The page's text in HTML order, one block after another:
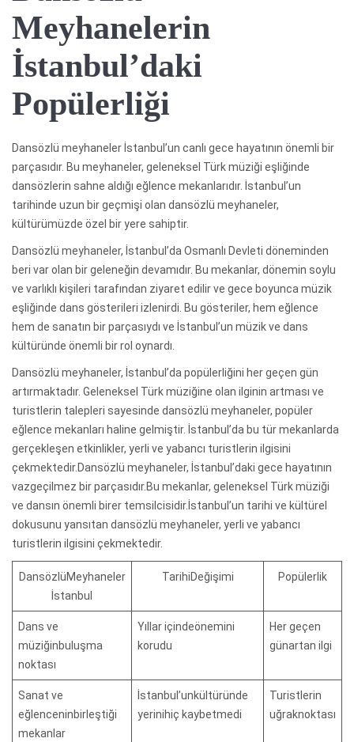
Meyhanelerin
İstanbul’daki
Popülerliği
Dansözlü meyhaneler İstanbul’un canlı gece hayatının önemli bir
parçasıdır. Bu meyhaneler, geleneksel Türk müziği eşliğinde
dansözlerin sahne aldığı eğlence mekanlarıdır. İstanbul’un
tarihinde uzun bir geçmişi olan dansözlü meyhaneler,
kültürümüzde özel bir yere sahiptir.
Dansözlü meyhaneler, İstanbul’da Osmanlı Devleti döneminden
beri var olan bir geleneğin devamıdır. Bu mekanlar, dönemin soylu
ve varlıklı kişileri tarafından ziyaret edilir ve gece boyunca müzik
eşliğinde dans gösterileri izlenirdi. Bu gösteriler, hem eğlence
hem de sanatın bir parçasıydı ve İstanbul’un müzik ve dans
kültüründe önemli bir rol oynardı.
Dansözlü meyhaneler, İstanbul’da popülerliğini her geçen gün
artırmaktadır. Geleneksel Türk müziğine olan ilginin artması ve
turistlerin talepleri sayesinde dansözlü meyhaneler, popüler
eğlence mekanları haline gelmiştir. İstanbul’da bu tür mekanlarda
gerçekleşen etkinlikler, yerli ve yabancı turistlerin ilgisini
çekmektedir.Dansözlü meyhaneler, İstanbul’daki gece hayatının
vazgeçilmez bir parçasıdır.Bu mekanlar, geleneksel Türk müziği
ve dansın önemli birer temsilcisidir.İstanbul’un tarihi ve kültürel
dokusunu yansıtan dansözlü meyhaneler, yerli ve yabancı
turistlerin ilgisini çekmektedir.
DansözlüMeyhaneler
İstanbul
TarihiDeğişimi Popülerlik
Dans ve
müziğinbuluşma
noktası
Yıllar içindeönemini
korudu
Her geçen
günartan ilgi
Sanat ve
eğlenceninbirleştiği
mekanlar
İstanbul’unkültüründe
yerinihiç kaybetmedi
Turistlerin
uğraknoktası